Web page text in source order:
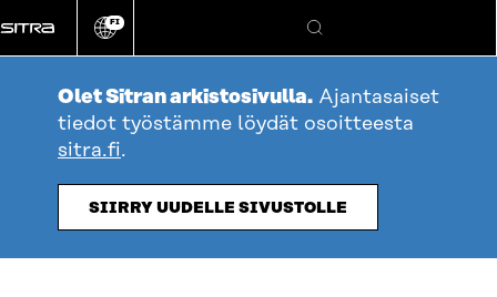
suoraan
sisältöön
Vaihda
kieli
FI
Hae
Olet Sitran arkistosivulla. Ajantasaiset
tiedot työstämme löydät osoitteesta
sitra.fi.
SIIRRY UUDELLE SIVUSTOLLE